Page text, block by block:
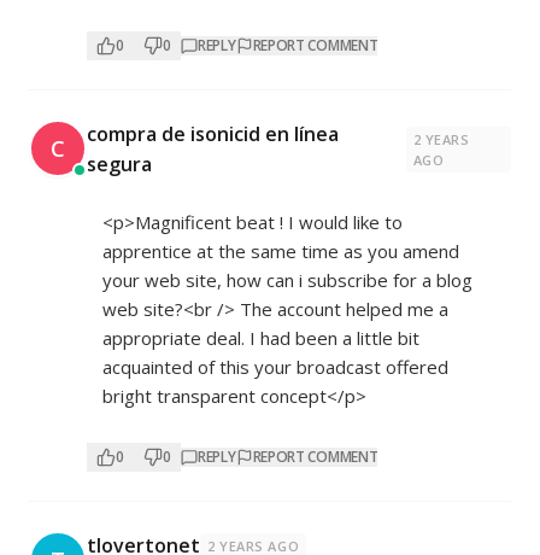
0 0 REPLY REPORT COMMENT
C
compra de isonicid en línea
segura
2 YEARS
AGO
<p>Magnificent beat ! I would like to
apprentice at the same time as you amend
your web site, how can i subscribe for a blog
web site?<br /> The account helped me a
appropriate deal. I had been a little bit
acquainted of this your broadcast offered
bright transparent concept</p>
0 0 REPLY REPORT COMMENT
tlovertonet 2 YEARS AGO